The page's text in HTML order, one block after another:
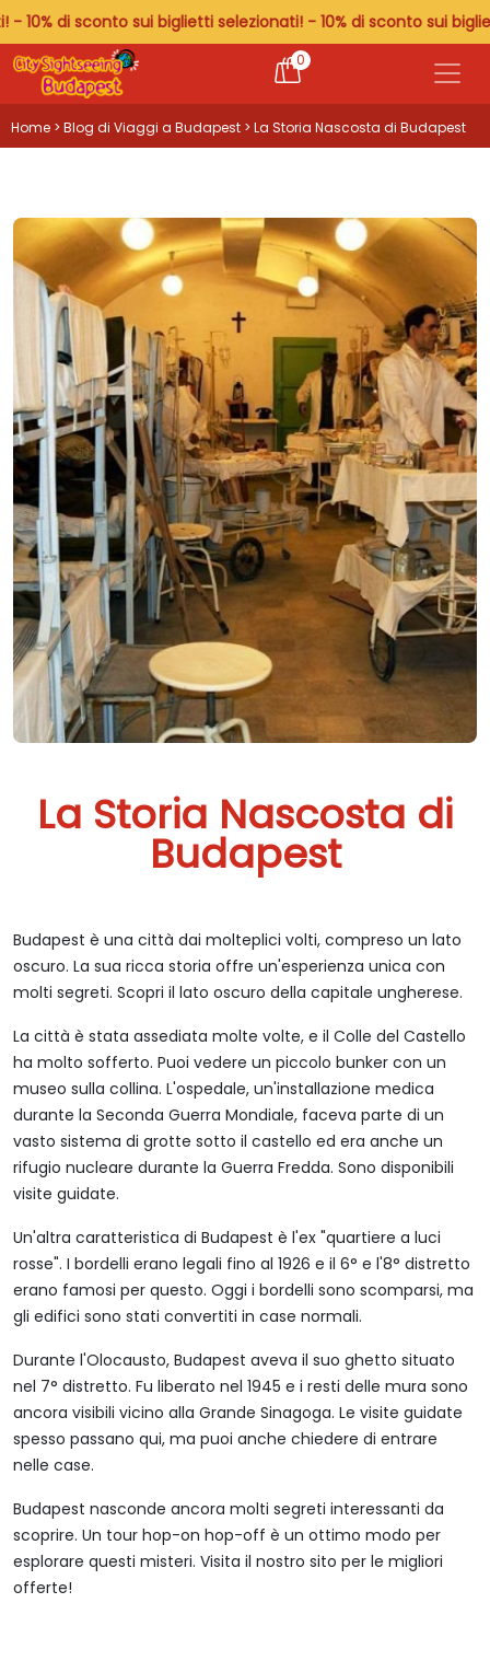
sconto sui biglietti selezionati! - 10% di sconto sui
0
Home > Blog di Viaggi a Budapest > La Storia Nascosta di Budapest
La Storia Nascosta di
Budapest
Budapest è una città dai molteplici volti, compreso un lato
oscuro. La sua ricca storia offre un'esperienza unica con
molti segreti. Scopri il lato oscuro della capitale ungherese.
La città è stata assediata molte volte, e il Colle del Castello
ha molto sofferto. Puoi vedere un piccolo bunker con un
museo sulla collina. L'ospedale, un'installazione medica
durante la Seconda Guerra Mondiale, faceva parte di un
vasto sistema di grotte sotto il castello ed era anche un
rifugio nucleare durante la Guerra Fredda. Sono disponibili
visite guidate.
Un'altra caratteristica di Budapest è l'ex "quartiere a luci
rosse". I bordelli erano legali fino al 1926 e il 6° e l'8° distretto
erano famosi per questo. Oggi i bordelli sono scomparsi, ma
gli edifici sono stati convertiti in case normali.
Durante l'Olocausto, Budapest aveva il suo ghetto situato
nel 7° distretto. Fu liberato nel 1945 e i resti delle mura sono
ancora visibili vicino alla Grande Sinagoga. Le visite guidate
spesso passano qui, ma puoi anche chiedere di entrare
nelle case.
Budapest nasconde ancora molti segreti interessanti da
scoprire. Un tour hop-on hop-off è un ottimo modo per
esplorare questi misteri. Visita il nostro sito per le migliori
offerte!